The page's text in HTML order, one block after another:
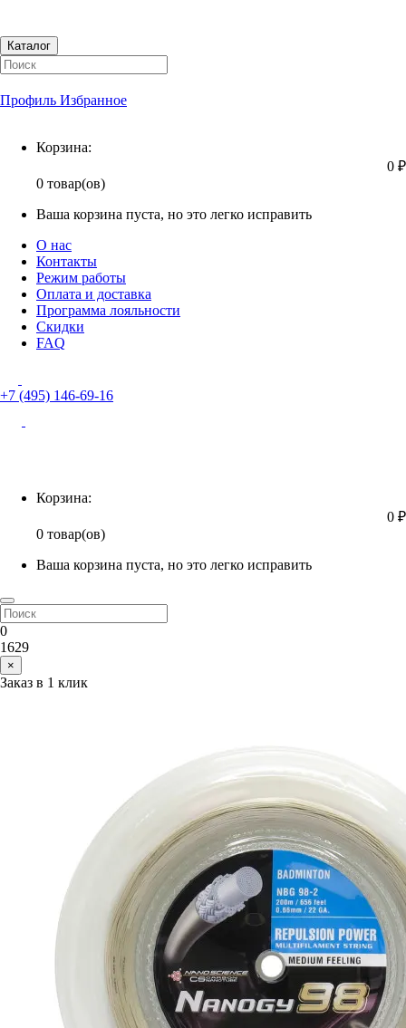
Каталог
Профиль Избранное
Корзина:
0 ₽
0 товар(ов)
Ваша корзина пуста, но это легко исправить
О нас
Контакты
Режим работы
Оплата и доставка
Программа лояльности
Скидки
FAQ
+7 (495) 146-69-16
Корзина:
0 ₽
0 товар(ов)
Ваша корзина пуста, но это легко исправить
0
1629
×
Заказ в 1 клик